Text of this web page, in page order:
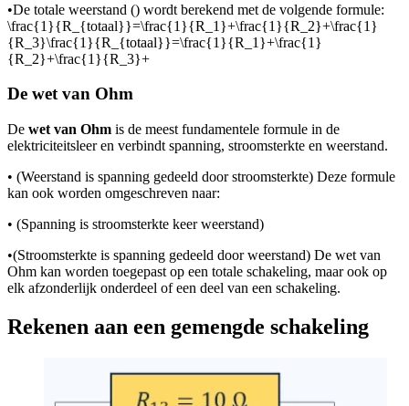
•De totale weerstand () wordt berekend met de volgende formule:
\frac{1}{R_{totaal}}=\frac{1}{R_1}+\frac{1}{R_2}+\frac{1}
{R_3}\frac{1}{R_{totaal}}=\frac{1}{R_1}+\frac{1}
{R_2}+\frac{1}{R_3}+
De wet van Ohm
De wet van Ohm is de meest fundamentele formule in de
elektriciteitsleer en verbindt spanning, stroomsterkte en weerstand.
• (Weerstand is spanning gedeeld door stroomsterkte) Deze formule
kan ook worden omgeschreven naar:
• (Spanning is stroomsterkte keer weerstand)
•(Stroomsterkte is spanning gedeeld door weerstand) De wet van
Ohm kan worden toegepast op een totale schakeling, maar ook op
elk afzonderlijk onderdeel of een deel van een schakeling.
Rekenen aan een gemengde schakeling